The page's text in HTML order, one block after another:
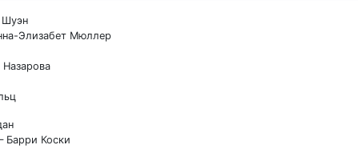
Шуэн
Элизабет Мюллер
Барри Коски